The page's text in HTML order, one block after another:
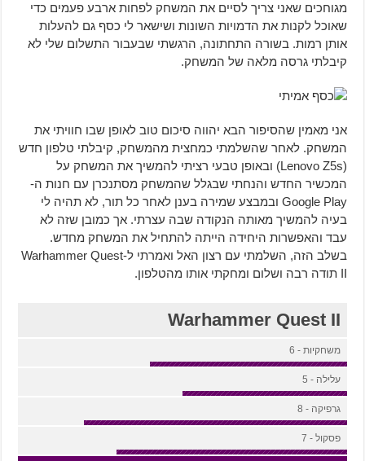
מגוחכים שאני צריך לסיים את המשחק לפחות ארבע פעמים כדי
שאוכל לקנות את הדמויות השונות ושישאר לי כסף גם להעלות
אותן רמות. בשורה התחתונה, הרגשתי שבעבור התשלום שלי לא
קיבלתי גרסה מלאה של המשחק.
אני מאמין שהסיפור הבא יהווה סיכום טוב לאופן שבו חוויתי את
המשחק. לאחר שהשלמתי כמחצית מהמשחק, קיבלתי טלפון חדש
(Lenovo Z5s) ובאופן טבעי רציתי להמשיך את המשחק על
המכשיר החדש והנחתי שבגלל שהמשחק מסתנכרן עם חנות ה-
Google Play ובמבצע שמירה בענן לאחר כל תור, לא תהיה לי
בעיה להמשיך מאותה הנקודה שבה עצרתי. אך כמובן שזה לא
עבד והאפשרות היחידה הייתה להתחיל את המשחק מחדש.
בשלב הזה, השלמתי עם רצון האל ואמרתי ל-Warhammer Quest
II תודה רבה ושלום ומחקתי אותו מהטלפון.
Warhammer Quest II
משחקיות - 6
עלילה - 5
גרפיקה - 8
פסקול - 7